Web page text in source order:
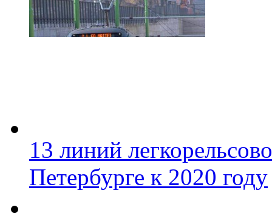
13 линий
Петербурге к 2020 году